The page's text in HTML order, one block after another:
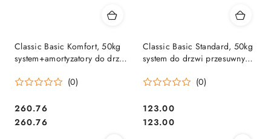
Classic Basic Komfort, 50kg
system+amortyzatory do drzwi
bez szyny
(0)
Cena:
260.76
Cena:
260.76
Classic Basic Standard, 50kg
system do drzwi przesuwnych
(0)
Cena:
123.00
Cena:
123.00